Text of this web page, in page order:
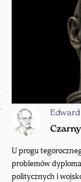
Edward
U progu
problemów
politycznych i